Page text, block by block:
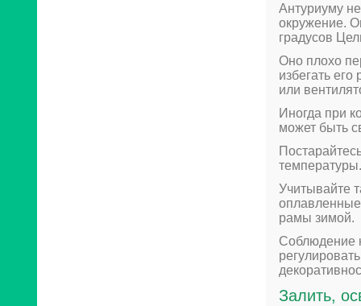
Антуриуму
окружение.
градусов
Оно плохо
избегать
или
Иногда при
может быть
температуры.
Учитывайте
оплавленные
рамы зимой.
Соблюдение
Залить,